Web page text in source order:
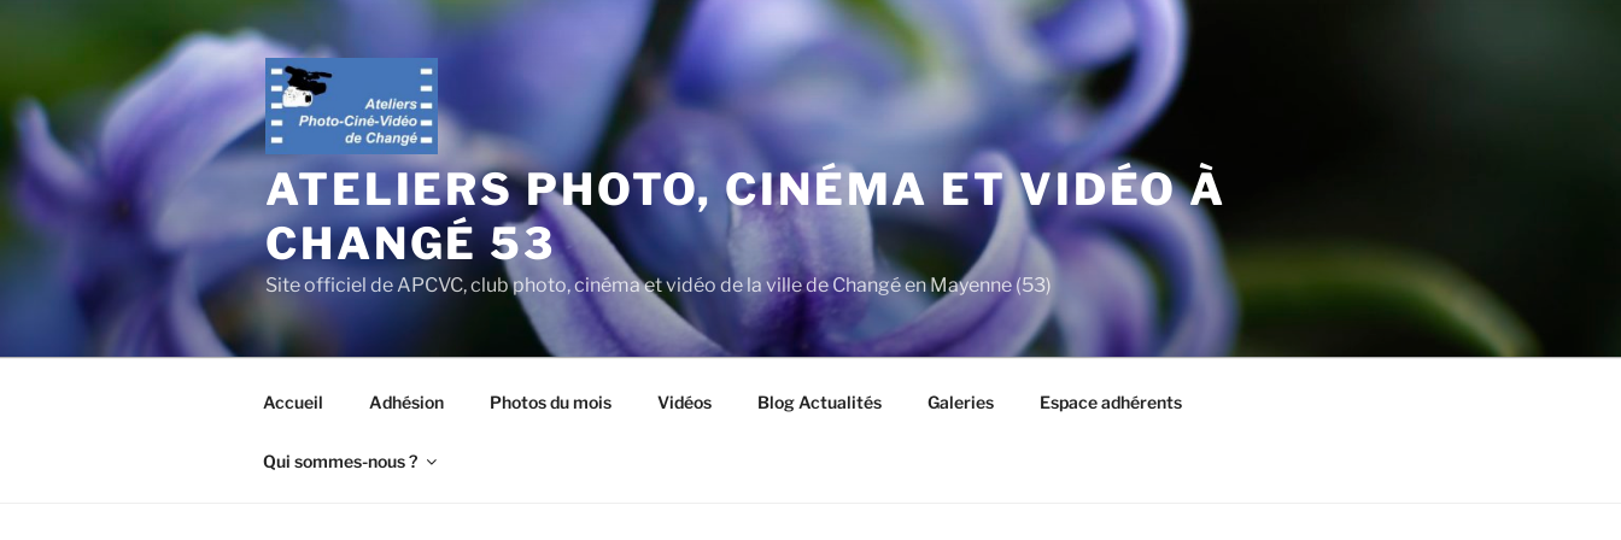
principal
ATELIERS PHOTO, CINÉMA ET VIDÉO À
CHANGÉ 53
Site officiel de APCVC, club photo, cinéma et vidéo de la ville de Changé en Mayenne (53)
Accueil Adhésion Photos du mois Vidéos Blog Actualités Galeries Espace adhérents
Qui sommes-nous ?